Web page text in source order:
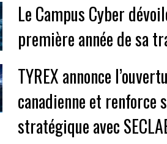
Le Campus Cyber
première année de sa
TYREX annonce
canadienne et renforce
stratégique avec